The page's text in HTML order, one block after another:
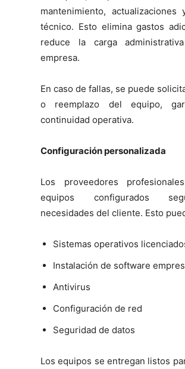
mantenimiento, actualizaciones
técnico. Esto elimina gastos
reduce la carga
empresa.
En caso de fallas, se puede
o reemplazo del equipo,
continuidad operativa.
Configuración personalizada
Los proveedores
equipos configurados
necesidades del cliente. Esto
Sistemas operativos
Instalación de software
Antivirus
Configuración de red
Seguridad de datos
Los equipos se entregan listos